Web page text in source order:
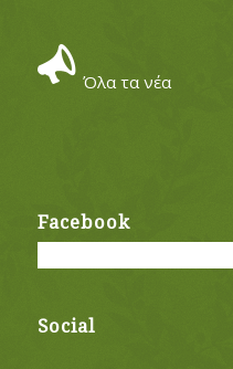
Όλα τα νέα
Facebook
Social